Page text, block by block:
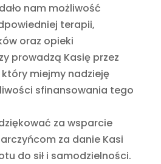
nam możliwość
terapii,
oraz opieki
prowadzą Kasię przez
miejmy nadzieję
sfinansowania tego
za wsparcie
za danie Kasi
do sił i samodzielności.